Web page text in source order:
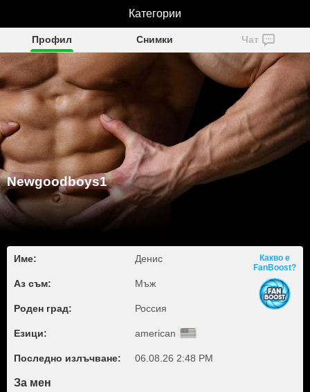
Newgoodboys1
Профил Снимки Чат
Newgoodboys1
Име: Денис
Аз съм: Мъж
Роден град: Россия
Езици: american
Последно излъчване: 06.08.26 2:48 PM
Какво е
FanBoost?
За мен
Категории